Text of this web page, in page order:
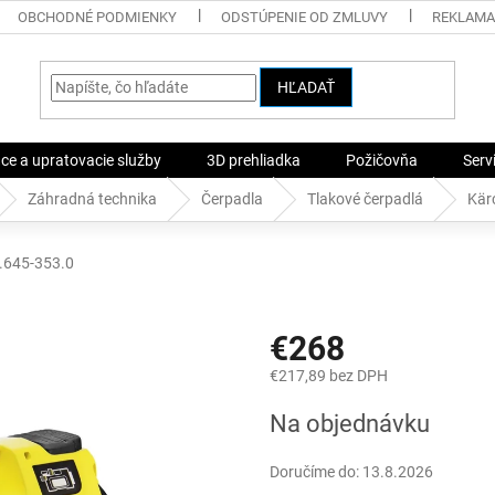
OBCHODNÉ PODMIENKY ODSTÚPENIE OD ZMLUVY
HĽADAŤ
a upratovacie služby 3D prehliadka Požičovňa
Záhradná technika Čerpadla Tlakové čerpadlá
353.0
€268
€217,89 bez DPH
cena:
Na objednávku
Doručíme do: 13.8.2026